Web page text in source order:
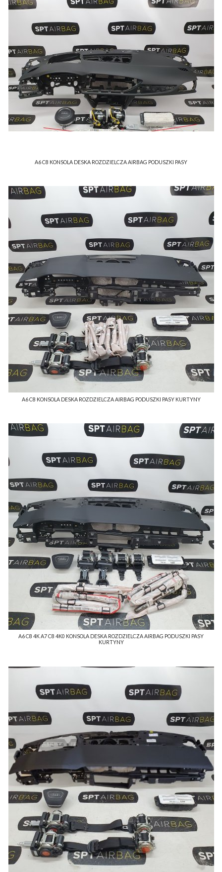
A6 C8 KONSOLA DESKA ROZDZIELCZA AIRBAG PODUSZKI PASY
A6 C8 KONSOLA DESKA ROZDZIELCZA AIRBAG PODUSZKI PASY KURTYNY
A6 C8 4K A7 C8 4K0 KONSOLA DESKA ROZDZIELCZA AIRBAG PODUSZKI PASY
KURTYNY